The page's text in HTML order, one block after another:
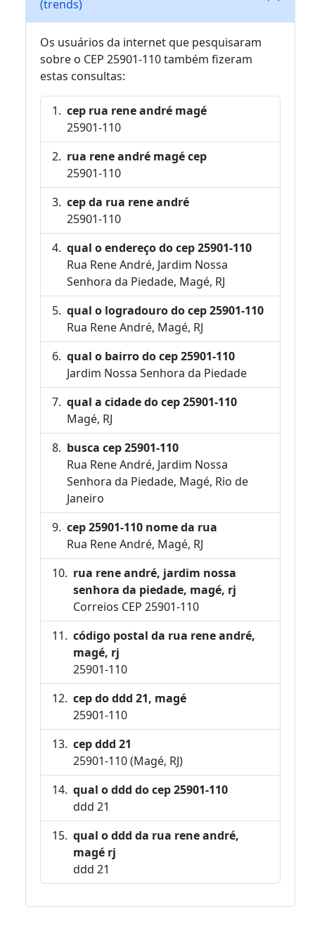
(trends)
Os usuários da internet que pesquisaram
sobre o CEP 25901-110 também fizeram
estas consultas:
cep rua rene andré magé
25901-110
rua rene andré magé cep
25901-110
cep da rua rene andré
25901-110
qual o endereço do cep 25901-110
Rua Rene André, Jardim Nossa
Senhora da Piedade, Magé, RJ
qual o logradouro do cep 25901-110
Rua Rene André, Magé, RJ
qual o bairro do cep 25901-110
Jardim Nossa Senhora da Piedade
qual a cidade do cep 25901-110
Magé, RJ
busca cep 25901-110
Rua Rene André, Jardim Nossa
Senhora da Piedade, Magé, Rio de
Janeiro
cep 25901-110 nome da rua
Rua Rene André, Magé, RJ
rua rene andré, jardim nossa
senhora da piedade, magé, rj
Correios CEP 25901-110
código postal da rua rene andré,
magé, rj
25901-110
cep do ddd 21, magé
25901-110
cep ddd 21
25901-110 (Magé, RJ)
qual o ddd do cep 25901-110
ddd 21
qual o ddd da rua rene andré,
magé rj
ddd 21